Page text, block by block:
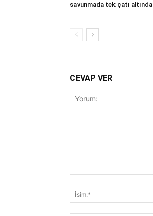
savunmada tek çatı altında
CEVAP VER